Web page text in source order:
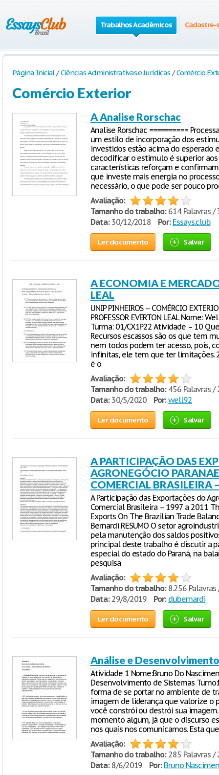
Trabalhos Acadêmicos Cadastre-
Página Inicial / Ciências Administrativas e Jurídicas / Comércio
Comércio Exterior
A Analise Rorschac
Analise Rorschac ==========
um estilo de incorporação dos
investidos estão acima do esperado
decodificar o estimulo é superior aos
características reforçam e
que investe mais energia no
necessário, o que pode ser pouco
Avaliação:
Tamanho do trabalho:614 Palavras /
Data:30/12/2018 Por: Essays.club
Ler documento Salvar
A ECONOMIA E
LEAL
UNIP PINHEIROS – COMÉRCIO
PROFESSOR EVERTON LEAL Nome:
Turma: 01/CX1P22 Atividade – 10
Recursos escassos são os que tem
nem todos podem ter acesso, pois,
infinitas, ele tem que ter limitações.
é o
Avaliação:
Tamanho do trabalho:456 Palavras /
Data:30/5/2020 Por:well92
Ler documento Salvar
A PARTICIPAÇÃO DAS
AGRONEGÓCIO
COMERCIAL BRASILEIRA
A Participação das Exportações do
Comercial Brasileira – 1997 a 2011
Exports On The Brazilian Trade
Bernardi RESUMO O setor
pela manutenção dos saldos
principal deste trabalho é discutir a
especial do estado do Paraná, na
pesquisa
Avaliação:
Tamanho do trabalho:8.256 Palavras
Data:29/8/2019 Por: dubernardi
Ler documento Salvar
Análise e
Atividade 1 Nome:Bruno Do
Desenvolvimento de Sistemas
forma de se portar no ambiente de
imagem de liderança que valorize o
você constrói ou destrói sua
momento algum, já que o discurso
nos quais nos comunicamos. Esta
Avaliação:
Tamanho do trabalho:285 Palavras /
Data:8/6/2019 Por: Bruno